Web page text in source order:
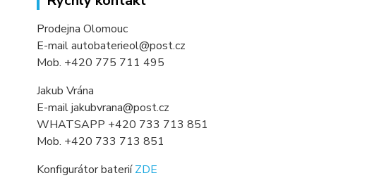
Prodejna Olomouc
E-mail autobaterieol@post.cz
Mob. +420 775 711 495
Jakub Vrána
E-mail jakubvrana@post.cz
WHATSAPP +420 733 713 851
Mob. +420 733 713 851
Konfigurátor bateriíZDE